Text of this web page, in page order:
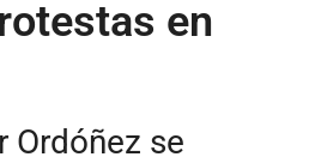
en
Ordóñez se